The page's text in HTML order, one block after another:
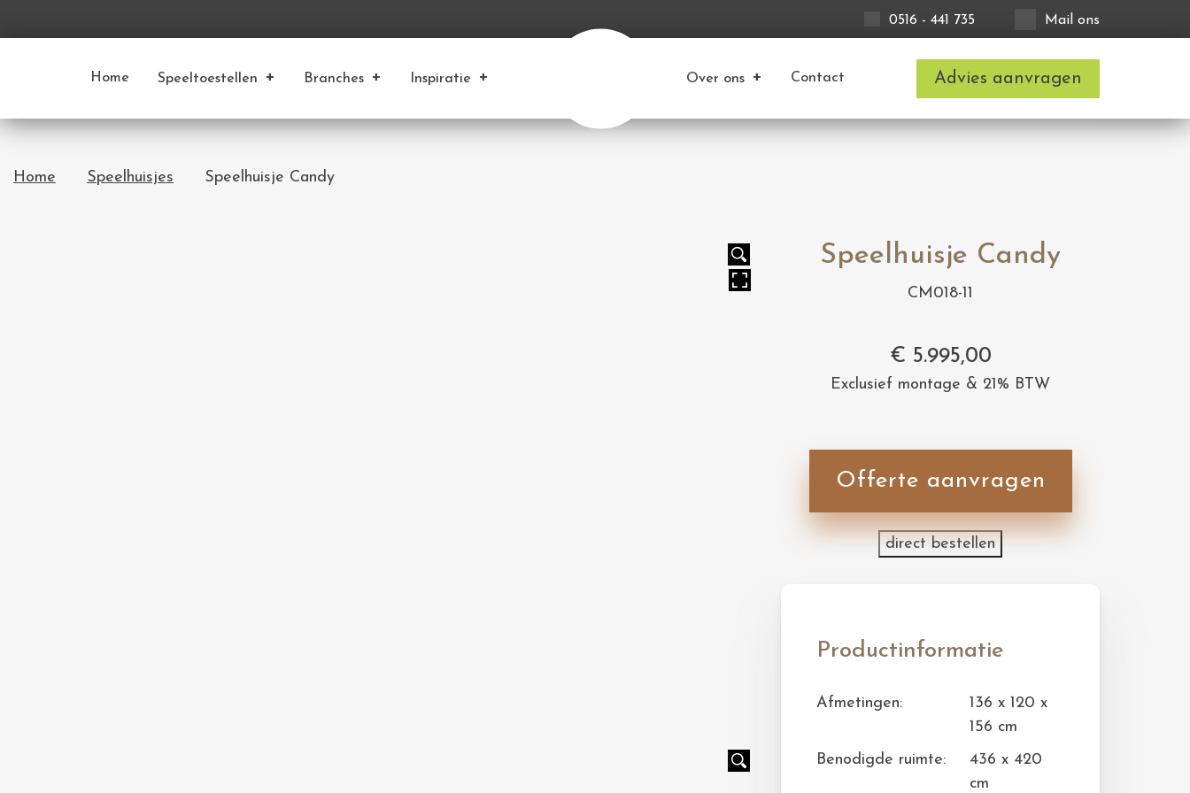
0516 - 441 735 Mail ons
Home Speeltoestellen Branches Inspiratie Over ons Contact Advies aanvragen
Home Speelhuisjes Speelhuisje Candy
Speelhuisje Candy
CM018-11
€ 5.995,00
Exclusief montage & 21% BTW
Offerte aanvragen
direct bestellen
Productinformatie
Afmetingen:
136 x 120 x
156 cm
Benodigde ruimte:
436 x 420
cm